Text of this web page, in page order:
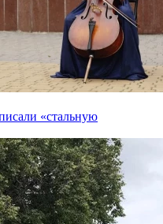
«стальную